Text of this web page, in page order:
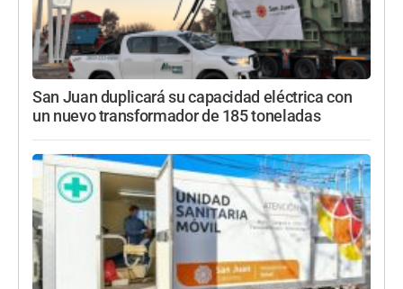
San Juan duplicará su capacidad eléctrica con
un nuevo transformador de 185 toneladas